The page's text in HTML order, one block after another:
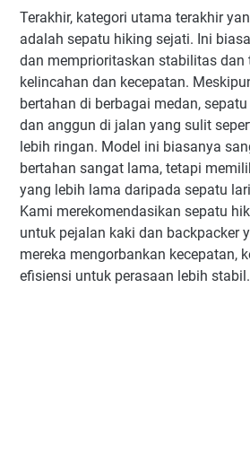
Terakhir, kategori utama terakhir
adalah sepatu hiking sejati. Ini
dan memprioritaskan stabilitas dan
kelincahan dan kecepatan.
bertahan di berbagai medan,
dan anggun di jalan yang sulit
lebih ringan. Model ini biasanya
bertahan sangat lama, tetapi
yang lebih lama daripada sepatu
Kami merekomendasikan sepatu
untuk pejalan kaki dan backpacker
mereka mengorbankan kecepatan,
efisiensi untuk perasaan lebih stabil.